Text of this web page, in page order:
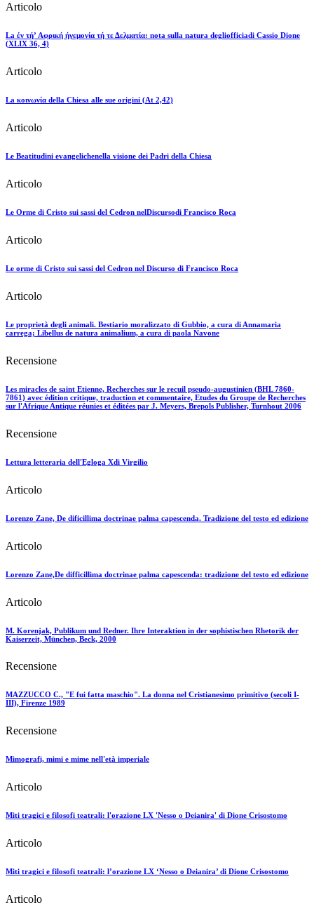
Articolo
La έν τή’ Aφρική ήγεμoνία τή τε Δελματία: nota sulla natura degliofficiadi Cassio Dione
(XLIX 36, 4)
Articolo
La κoινωνία della Chiesa alle sue origini (At 2,42)
Articolo
Le Beatitudini evangelichenella visione dei Padri della Chiesa
Articolo
Le Orme di Cristo sui sassi del Cedron nelDiscursodi Francisco Roca
Articolo
Le orme di Cristo sui sassi del Cedron nel Discurso di Francisco Roca
Articolo
Le proprietà degli animali. Bestiario moralizzato di Gubbio, a cura di Annamaria
carrega; Libellus de natura animalium, a cura di paola Navone
Recensione
Les miracles de saint Etienne, Recherches sur le recuil pseudo-augustinien (BHL 7860-
7861) avec édition critique, traduction et commentaire, Etudes du Groupe de Recherches
sur l'Afrique Antique réunies et éditées par J. Meyers, Brepols Publisher, Turnhout 2006
Recensione
Lettura letteraria dell'Egloga Xdi Virgilio
Articolo
Lorenzo Zane, De dificillima doctrinae palma capescenda. Tradizione del testo ed edizione
Articolo
Lorenzo Zane,De difficillima doctrinae palma capescenda: tradizione del testo ed edizione
Articolo
M. Korenjak, Publikum und Redner. Ihre Interaktion in der sophistischen Rhetorik der
Kaiserzeit, München, Beck, 2000
Recensione
MAZZUCCO C., "E fui fatta maschio". La donna nel Cristianesimo primitivo (secoli I-
III), Firenze 1989
Recensione
Mimografi, mimi e mime nell'età imperiale
Articolo
Miti tragici e filosofi teatrali: l'orazione LX 'Nesso o Deianira' di Dione Crisostomo
Articolo
Miti tragici e filosofi teatrali: l’orazione LX ‘Nesso o Deianira’ di Dione Crisostomo
Articolo